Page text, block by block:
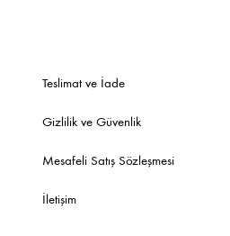
Teslimat ve İade
Gizlilik ve Güvenlik
Mesafeli Satış Sözleşmesi
İletişim